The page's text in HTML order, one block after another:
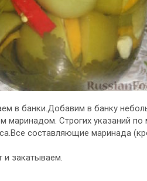
в банки.Добавим в банку
маринадом. Строгих указаний
составляющие маринада
и закатываем.